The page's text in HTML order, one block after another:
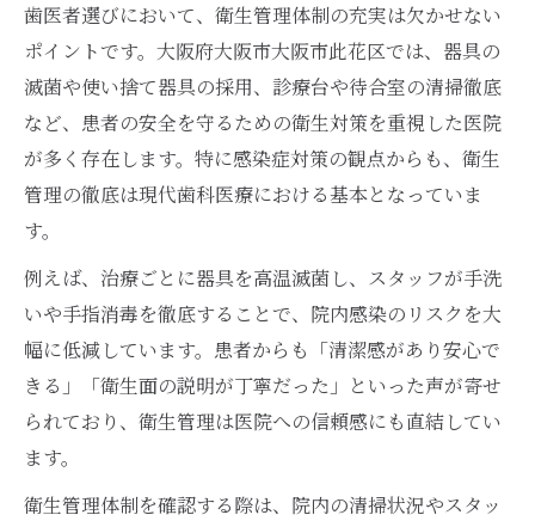
歯医者選びにおいて、衛生管理体制の充実は欠かせない
ポイントです。大阪府大阪市大阪市此花区では、器具の
滅菌や使い捨て器具の採用、診療台や待合室の清掃徹底
など、患者の安全を守るための衛生対策を重視した医院
が多く存在します。特に感染症対策の観点からも、衛生
管理の徹底は現代歯科医療における基本となっていま
す。
例えば、治療ごとに器具を高温滅菌し、スタッフが手洗
いや手指消毒を徹底することで、院内感染のリスクを大
幅に低減しています。患者からも「清潔感があり安心で
きる」「衛生面の説明が丁寧だった」といった声が寄せ
られており、衛生管理は医院への信頼感にも直結してい
ます。
衛生管理体制を確認する際は、院内の清掃状況やスタッ